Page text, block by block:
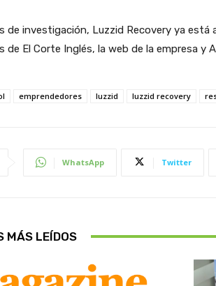
de investigación, Luzzid Recovery ya está
de El Corte Inglés, la web de la empresa y
emprendedores luzzid luzzid recovery
WhatsApp Twitter
MÁS LEÍDOS